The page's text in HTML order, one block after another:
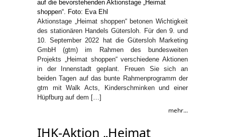
Aktionstage „Heimat shoppen“ betonen Wichtigkeit
des stationären Handels Gütersloh. Für den 9. und
10. September 2022 hat die Gütersloh Marketing
GmbH (gtm) im Rahmen des bundesweiten
Projekts „Heimat shoppen“ verschiedene Aktionen
in der Innenstadt geplant. Freuen Sie sich an
beiden Tagen auf das bunte Rahmenprogramm der
gtm mit Walk Acts, Kinderschminken und einer
Hüpfburg auf dem […]
mehr...
IHK-Aktion „Heimat